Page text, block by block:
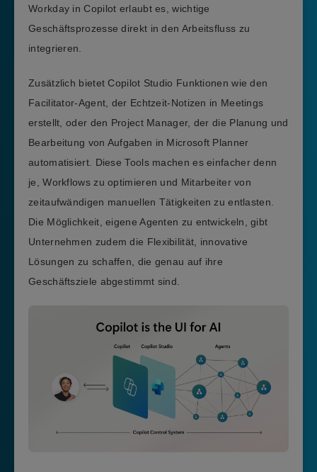
Workday in Copilot erlaubt es, wichtige
Geschäftsprozesse direkt in den Arbeitsfluss zu
integrieren.
Zusätzlich bietet Copilot Studio Funktionen wie den
Facilitator-Agent, der Echtzeit-Notizen in Meetings
erstellt, oder den Project Manager, der die Planung und
Bearbeitung von Aufgaben in Microsoft Planner
automatisiert. Diese Tools machen es einfacher denn
je, Workflows zu optimieren und Mitarbeiter von
zeitaufwändigen manuellen Tätigkeiten zu entlasten.
Die Möglichkeit, eigene Agenten zu entwickeln, gibt
Unternehmen zudem die Flexibilität, innovative
Lösungen zu schaffen, die genau auf ihre
Geschäftsziele abgestimmt sind.